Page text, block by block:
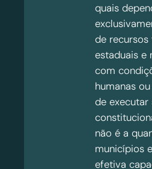
quais
de recursos
estaduais e
com
humanas
de executar
não é a
municípios
efetiva